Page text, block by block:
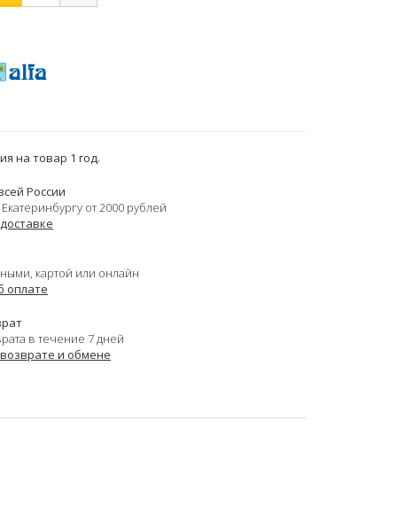
на товар 1 год.
России
от 2000 рублей
картой или онлайн
оплате
в течение 7 дней
и обмене